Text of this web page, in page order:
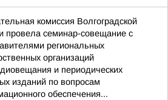
комиссия Волгоградской
провела семинар-совещание с
региональных
организаций
и периодических
изданий по вопросам
обеспечения...